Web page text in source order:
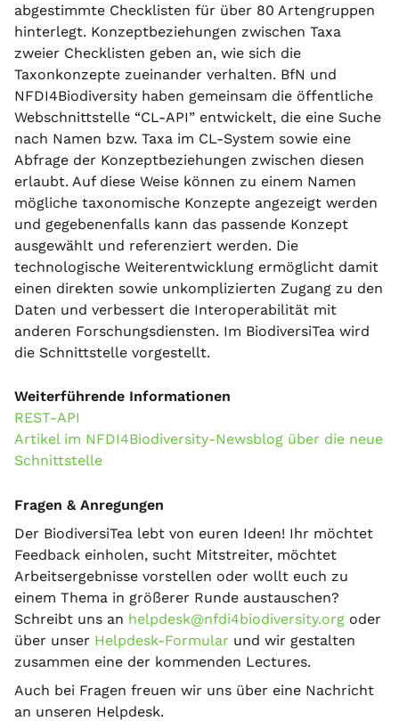
abgestimmte Checklisten für über 80 Artengruppen
hinterlegt. Konzeptbeziehungen zwischen Taxa
zweier Checklisten geben an, wie sich die
Taxonkonzepte zueinander verhalten. BfN und
NFDI4Biodiversity haben gemeinsam die öffentliche
Webschnittstelle “CL-API” entwickelt, die eine Suche
nach Namen bzw. Taxa im CL-System sowie eine
Abfrage der Konzeptbeziehungen zwischen diesen
erlaubt. Auf diese Weise können zu einem Namen
mögliche taxonomische Konzepte angezeigt werden
und gegebenenfalls kann das passende Konzept
ausgewählt und referenziert werden. Die
technologische Weiterentwicklung ermöglicht damit
einen direkten sowie unkomplizierten Zugang zu den
Daten und verbessert die Interoperabilität mit
anderen Forschungsdiensten. Im BiodiversiTea wird
die Schnittstelle vorgestellt.
Weiterführende Informationen
REST-API
Artikel im NFDI4Biodiversity-Newsblog über die neue
Schnittstelle
Fragen & Anregungen
Der BiodiversiTea lebt von euren Ideen! Ihr möchtet
Feedback einholen, sucht Mitstreiter, möchtet
Arbeitsergebnisse vorstellen oder wollt euch zu
einem Thema in größerer Runde austauschen?
Schreibt uns an helpdesk@nfdi4biodiversity.org oder
über unser Helpdesk-Formular und wir gestalten
zusammen eine der kommenden Lectures.
Auch bei Fragen freuen wir uns über eine Nachricht
an unseren Helpdesk.